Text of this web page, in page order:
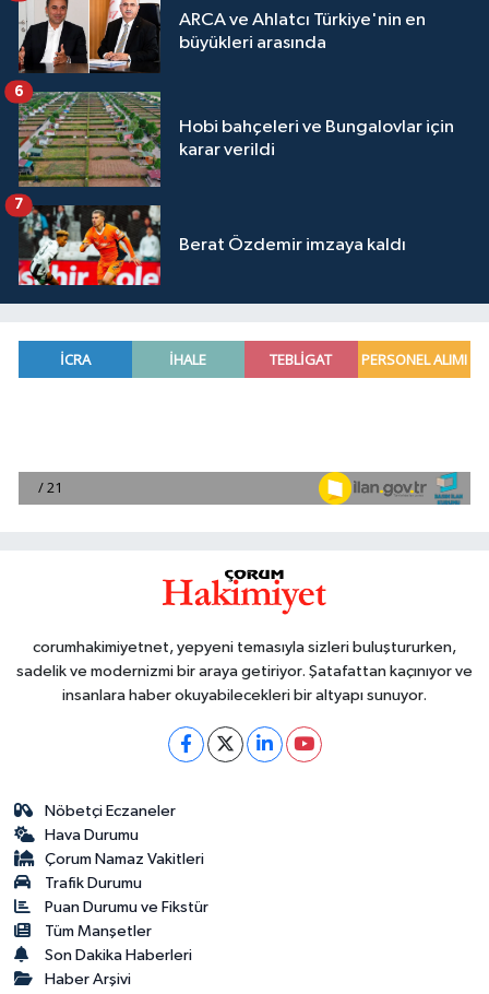
ARCA ve Ahlatcı Türkiye'nin en
büyükleri arasında
Hobi bahçeleri ve Bungalovlar için
karar verildi
6
Berat Özdemir imzaya kaldı
7
corumhakimiyetnet, yepyeni temasıyla sizleri buluştururken,
sadelik ve modernizmi bir araya getiriyor. Şatafattan kaçınıyor ve
insanlara haber okuyabilecekleri bir altyapı sunuyor.
Nöbetçi Eczaneler
Hava Durumu
Çorum Namaz Vakitleri
Trafik Durumu
Puan Durumu ve Fikstür
Tüm Manşetler
Son Dakika Haberleri
Haber Arşivi